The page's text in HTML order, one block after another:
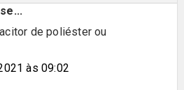
de poliéster ou
às 09:02